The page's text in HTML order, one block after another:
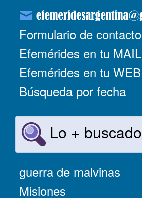
Formulario de contacto
Efemérides en tu MAIL
Efemérides en tu WEB
Búsqueda por fecha
Lo + buscado
guerra de malvinas
Misiones